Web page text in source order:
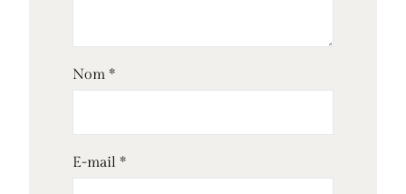
Nom *
E-mail *